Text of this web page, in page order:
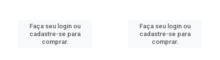
Faça seu login ou
cadastre-se para
comprar.
Faça seu login ou
cadastre-se para
comprar.